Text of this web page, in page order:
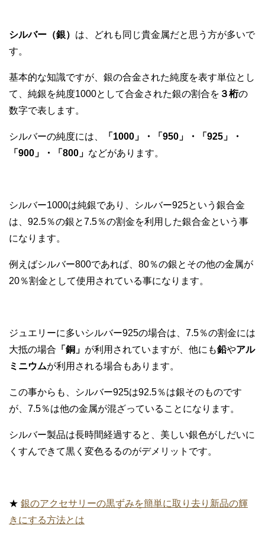
シルバー（銀） は、どれも同じ貴金属だと思う方が多いで
す。
基本的な知識ですが、銀の合金された純度を表す単位とし
て、純銀を純度1000として合金された銀の割合を ３桁の
数字で表します。
シルバーの純度には、
「1000」・「950」・「925」・
「900」・「800」 などがあります。
シルバー1000は純銀であり、シルバー925という銀合金
は、92.5％の銀と7.5％の割金を利用した銀合金という事
になります。
例えばシルバー800であれば、80％の銀とその他の金属が
20％割金として使用されている事になります。
ジュエリーに多いシルバー925の場合は、7.5％の割金には
大抵の場合 「銅」 が利用されていますが、他にも鉛やアル
ミニウムが利用される場合もあります。
この事からも、シルバー925は92.5％は銀そのものです
が、7.5％は他の金属が混ざっていることになります。
シルバー製品は長時間経過すると、美しい銀色がしだいに
くすんできて黒く変色るるのがデメリットです。
★ 銀のアクセサリーの黒ずみを簡単に取り去り新品の輝
きにする方法とは